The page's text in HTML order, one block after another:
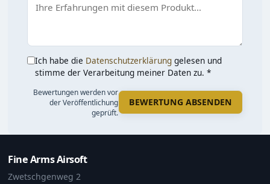
Ich habe die Datenschutzerklärung gelesen und
stimme der Verarbeitung meiner Daten zu. *
Bewertungen werden vor
der Veröffentlichung
geprüft.
BEWERTUNG ABSENDEN
Fine Arms Airsoft
Zwetschgenweg 2